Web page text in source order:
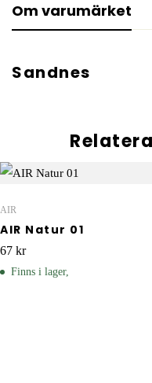
Om varumärket
Sandnes
AIR
AIR Natur 01
67 kr
Finns i lager,